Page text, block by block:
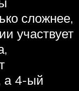
сложнее,
участвует
а 4-ый